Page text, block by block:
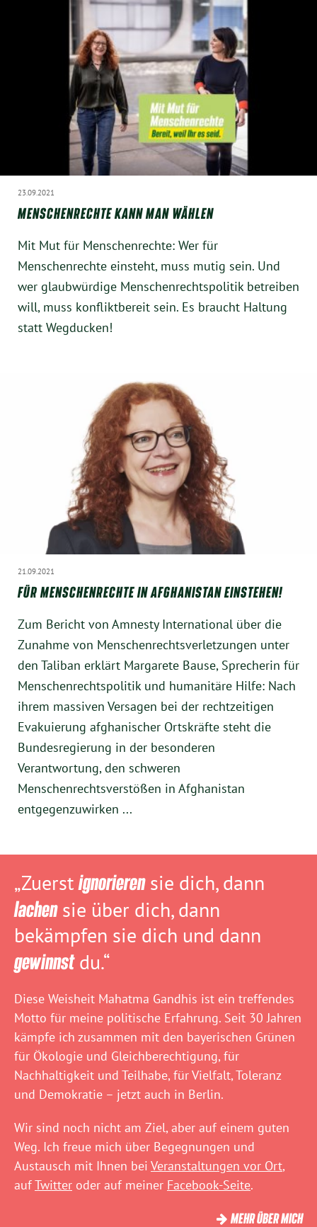
23.09.2021
MENSCHENRECHTE KANN MAN WÄHLEN
Mit Mut für Menschenrechte: Wer für
Menschenrechte einsteht, muss mutig sein. Und
wer glaubwürdige Menschenrechtspolitik betreiben
will, muss konfliktbereit sein. Es braucht Haltung
statt Wegducken!
21.09.2021
FÜR MENSCHENRECHTE IN AFGHANISTAN EINSTEHEN!
Zum Bericht von Amnesty International über die
Zunahme von Menschenrechtsverletzungen unter
den Taliban erklärt Margarete Bause, Sprecherin für
Menschenrechtspolitik und humanitäre Hilfe: Nach
ihrem massiven Versagen bei der rechtzeitigen
Evakuierung afghanischer Ortskräfte steht die
Bundesregierung in der besonderen
Verantwortung, den schweren
Menschenrechtsverstößen in Afghanistan
entgegenzuwirken ...
„Zuerstignorierensie dich, dann
lachensie über dich, dann
bekämpfen sie dich und dann
gewinnstdu.“
Diese Weisheit Mahatma Gandhis ist ein treffendes
Motto für meine politische Erfahrung. Seit 30 Jahren
kämpfe ich zusammen mit den bayerischen Grünen
für Ökologie und Gleichberechtigung, für
Nachhaltigkeit und Teilhabe, für Vielfalt, Toleranz
und Demokratie – jetzt auch in Berlin.
Wir sind noch nicht am Ziel, aber auf einem guten
Weg. Ich freue mich über Begegnungen und
Austausch mit Ihnen bei Veranstaltungen vor Ort,
aufTwitter oder auf meiner Facebook-Seite.
MEHR ÜBER MICH